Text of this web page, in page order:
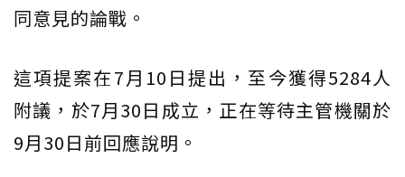
同意見的論戰。
這項提案在7月10日提出，至今獲得5284人
附議，於7月30日成立，正在等待主管機關於
9月30日前回應說明。